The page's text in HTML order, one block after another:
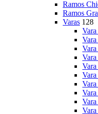
Ramos
Ramos
Varas 128